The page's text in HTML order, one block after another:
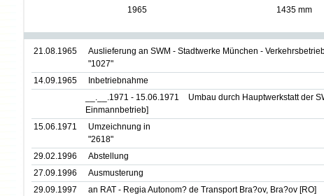
1965
1435 mm
21.08.1965
Auslieferung an SWM - Stadtwerke München -
"1027"
14.09.1965
Inbetriebnahme
__.__.1971 - 15.06.1971
Umbau durch Hauptwerkstatt der
Einmannbetrieb]
15.06.1971
Umzeichnung in
"2618"
29.02.1996
Abstellung
27.09.1996
Ausmusterung
29.09.1997
an RAT - Regia Autonom? de Transport Bra?ov, Bra?ov [RO]